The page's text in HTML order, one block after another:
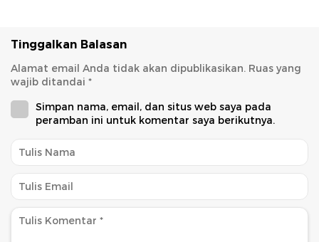
Tinggalkan Balasan
Alamat email Anda tidak akan dipublikasikan. Ruas yang
wajib ditandai *
Simpan nama, email, dan situs web saya pada
peramban ini untuk komentar saya berikutnya.